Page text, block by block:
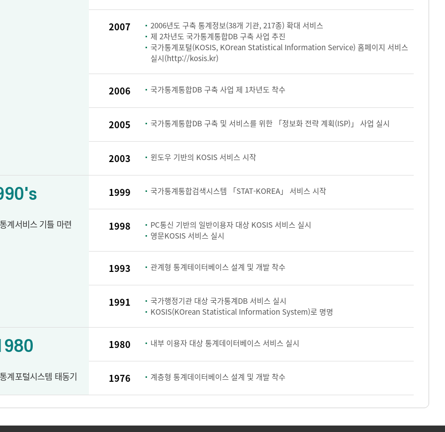
2007
2006년도 구축 통계정보(38개 기관, 217종) 확대 서비스
제 2차년도 국가통계통합DB 구축 사업 추진
국가통계포털(KOSIS, KOrean Statistical Information Service) 홈페이지 서비스
실시(http://kosis.kr)
2006 국가통계통합DB 구축 사업 제 1차년도 착수
2005 국가통계통합DB 구축 및 서비스를 위한 「정보화 전략 계획(ISP)」 사업 실시
2003 윈도우 기반의 KOSIS 서비스 시작
계서비스 기틀 마련
1999 국가통계통합검색시스템 「STAT-KOREA」 서비스 시작
1998
PC통신 기반의 일반이용자 대상 KOSIS 서비스 실시
영문KOSIS 서비스 실시
1993 관계형 통계테이터베이스 설계 및 개발 착수
1991
국가행정기관 대상 국가통계DB 서비스 실시
KOSIS(KOrean Statistical Information System)로 명명
계포털시스템 태동기
1980 내부 이용자 대상 통계데이터베이스 서비스 실시
1976 계층형 통계데이터베이스 설계 및 개발 착수